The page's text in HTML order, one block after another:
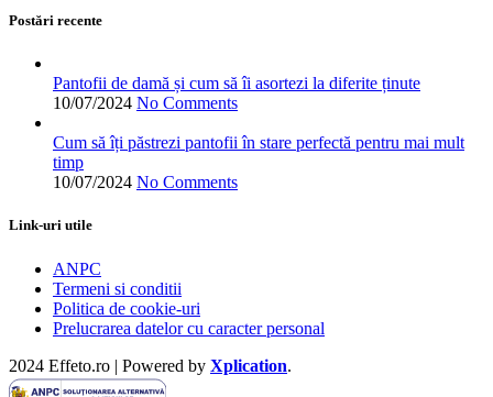
produsului.
Postări recente
Pantofii de damă și cum să îi asortezi la diferite ținute
10/07/2024 No Comments
Cum să îți păstrezi pantofii în stare perfectă pentru mai mult
timp
10/07/2024 No Comments
Link-uri utile
ANPC
Termeni si conditii
Politica de cookie-uri
Prelucrarea datelor cu caracter personal
2024 Effeto.ro | Powered by Xplication.